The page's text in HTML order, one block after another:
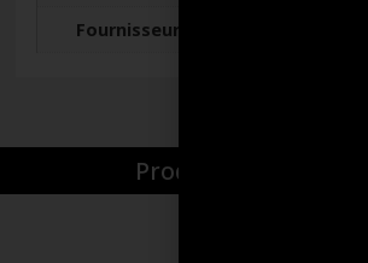
Fournisseur
Produits par